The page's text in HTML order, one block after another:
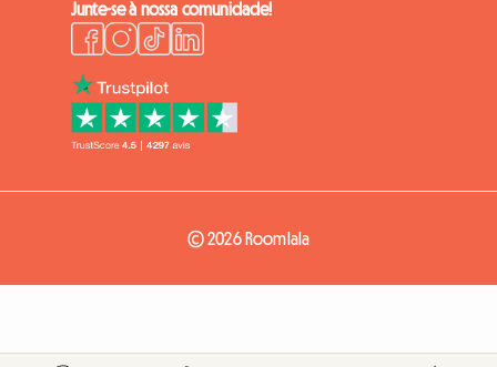
Junte-se à nossa comunidade!
© 2026 Roomlala